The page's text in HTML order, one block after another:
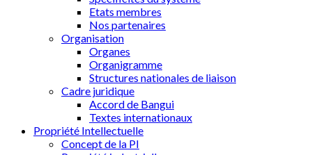
Etats membres
Nos partenaires
Organisation
Organes
Organigramme
Structures nationales de liaison
Cadre juridique
Accord de Bangui
Textes internationaux
Propriété Intellectuelle
Concept de la PI